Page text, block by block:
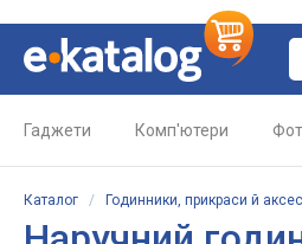
Гаджети Комп'ютери
Каталог / Годинники, прикраси й